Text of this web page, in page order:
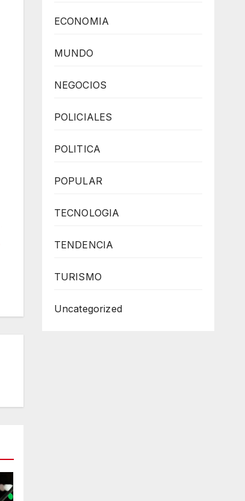
ECONOMIA
MUNDO
NEGOCIOS
POLICIALES
POLITICA
POPULAR
TECNOLOGIA
TENDENCIA
TURISMO
Uncategorized